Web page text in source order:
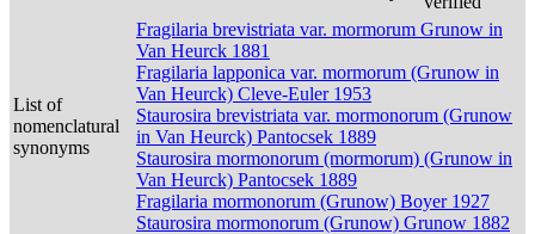
List of
nomenclatural
synonyms
Fragilaria brevistriata var. mormorum Grunow in
Van Heurck 1881
Fragilaria lapponica var. mormorum (Grunow in
Van Heurck) Cleve-Euler 1953
Staurosira brevistriata var. mormonorum (Grunow
in Van Heurck) Pantocsek 1889
Staurosira mormonorum (mormorum) (Grunow in
Van Heurck) Pantocsek 1889
Fragilaria mormonorum (Grunow) Boyer 1927
Staurosira mormonorum (Grunow) Grunow 1882